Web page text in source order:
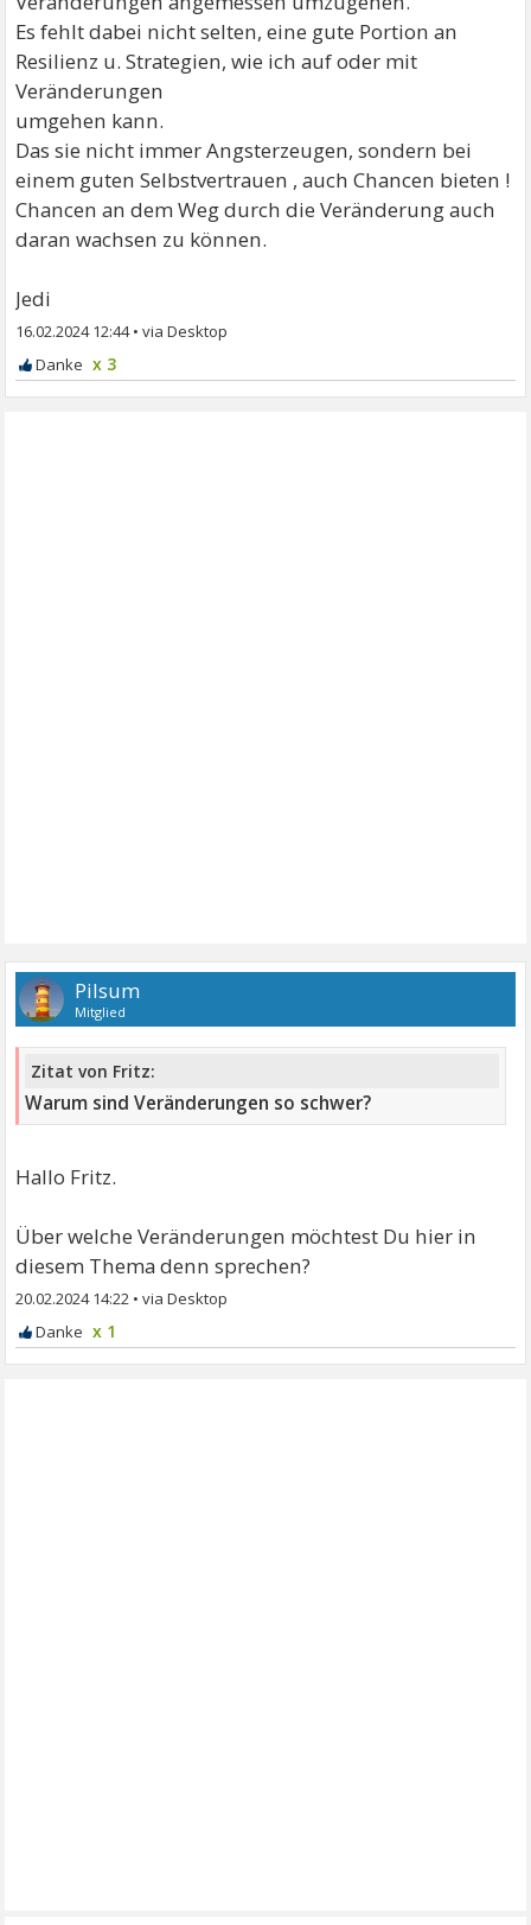
Es fehlt dabei nicht selten, eine gute Portion an
Resilienz u. Strategien, wie ich auf oder mit
Veränderungen
umgehen kann.
Das sie nicht immer Angsterzeugen, sondern bei
einem guten Selbstvertrauen , auch Chancen bieten !
Chancen an dem Weg durch die Veränderung auch
daran wachsen zu können.
Jedi
16.02.2024 12:44•
x 3
Pilsum
Mitglied
Zitat von Fritz:
Warum sind Veränderungen so schwer?
Hallo Fritz.
Über welche Veränderungen möchtest Du hier in
diesem Thema denn sprechen?
20.02.2024 14:22 •
x 1